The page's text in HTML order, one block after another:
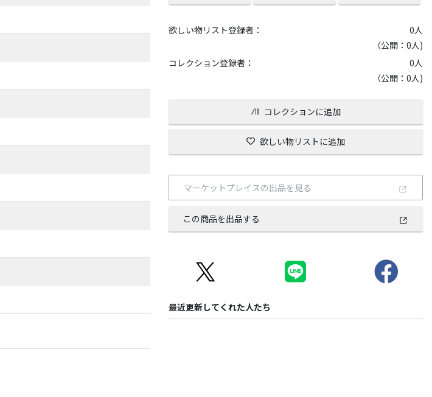
欲しい物リスト登録者： 0人
（公開：0人)
コレクション登録者：
0人
（公開：0人)
コレクションに追加
欲しい物リストに追加
マーケットプレイスの出品を見る
この商品を出品する
最近更新してくれた人たち